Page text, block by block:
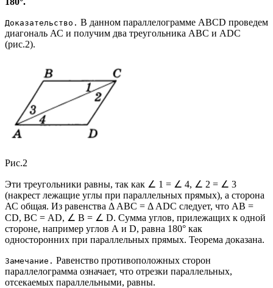
Доказательство. В данном параллелограмме ABCD проведем
диагональ АС и получим два треугольника ABC и ADC
(рис.2).
Рис.2
Эти треугольники равны, так как ∠ 1 = ∠ 4, ∠ 2 = ∠ 3
(накрест лежащие углы при параллельных прямых), а сторона
АС общая. Из равенства Δ ABC = Δ ADC следует, что АВ =
CD, ВС = AD, ∠ B = ∠ D. Сумма углов, прилежащих к одной
стороне, например углов А и D, равна 180° как
односторонних при параллельных прямых. Теорема доказана.
Замечание. Равенство противоположных сторон
параллелограмма означает, что отрезки параллельных,
отсекаемых параллельными, равны.